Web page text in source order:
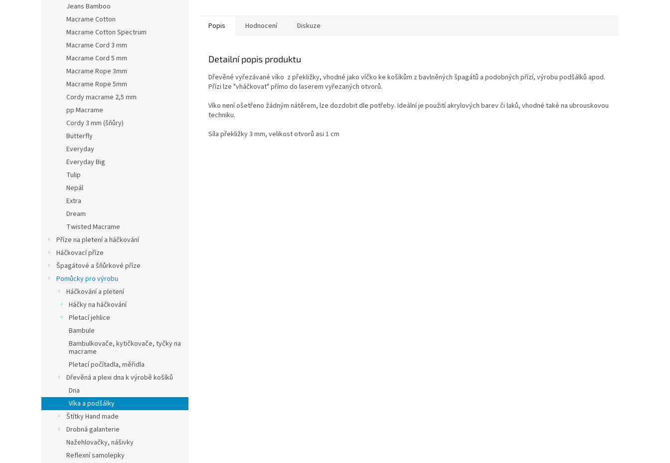
Jeans Bamboo
Macrame Cotton
Macrame Cotton Spectrum
Macrame Cord 3 mm
Macrame Cord 5 mm
Macrame Rope 3mm
Macrame Rope 5mm
Cordy macrame 2,5 mm
pp Macrame
Cordy 3 mm (šňůry)
Butterfly
Everyday
Everyday Big
Tulip
Nepál
Extra
Dream
Twisted Macrame
Příze na pletení a háčkování
Háčkovací příze
Špagátové a šňůrkové příze
Pomůcky pro výrobu
Háčkování a pletení
Háčky na háčkování
Pletací jehlice
Bambule
Bambulkovače, kytičkovače, tyčky na
macrame
Pletací počítadla, měřidla
Dřevěná a plexi dna k výrobě košíků
Dna
Víka a podšálky
Štítky Hand made
Drobná galanterie
Nažehlovačky, nášivky
Reflexní samolepky
Popis Hodnocení Diskuze
Detailní popis produktu
Dřevěné vyřezávané víko z překližky, vhodné jako víčko ke košíkům z bavlněných špagátů a podobných přízí, výrobu podšálků apod.
Přízi lze "vháčkovat" přímo do laserem vyřezaných otvorů.
Víko není ošetřeno žádným nátěrem, lze dozdobit dle potřeby. Ideální je použití akrylových barev či laků, vhodné také na ubrouskovou
techniku.
Síla překližky 3 mm, velikost otvorů asi 1 cm